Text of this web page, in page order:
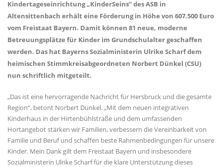
Kindertageseinrichtung „KinderSeins“ des ASB in
Altensittenbach erhält eine Förderung in Höhe von 607.500 Euro
vom Freistaat Bayern. Damit können 81 neue, moderne
Betreuungsplätze für Kinder im Grundschulalter geschaffen
werden. Das hat Bayerns Sozialministerin Ulrike Scharf dem
heimischen Stimmkreisabgeordneten Norbert Dünkel (CSU)
nun schriftlich mitgeteilt.
Das ist eine hervorragende Nachricht für Hersbruck und die gesamte
Region“, betont Norbert Dünkel. „Mit dem neuen integrativen
Kinderhaus in der Hirtenbühlstraße und dem umfassenden
Hortangebot stärken wir Familien, verbessern die Vereinbarkeit von
Familie und Beruf und schaffen beste Rahmenbedingungen für unsere
Kinder. Mein Dank gilt dem Freistaat Bayern und insbesondere
Sozialministerin Ulrike Scharf für die klare Unterstützung dieses